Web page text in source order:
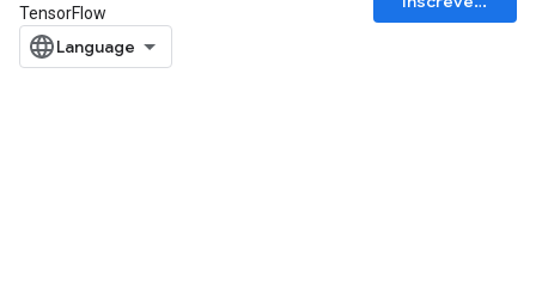
TensorFlow